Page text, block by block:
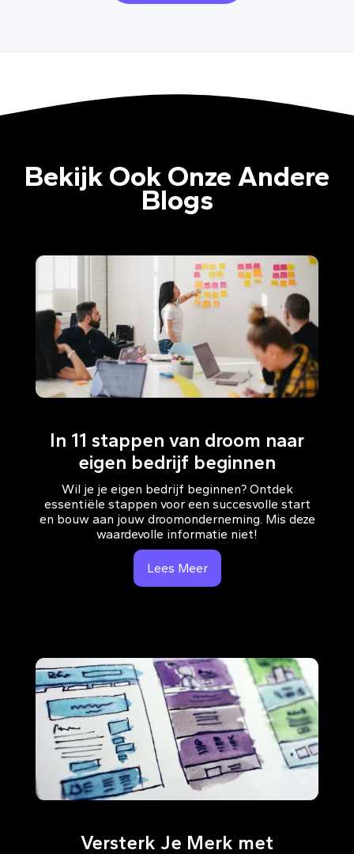
Bekijk Ook Onze Andere
Blogs
In 11 stappen van droom naar
eigen bedrijf beginnen
Wil je je eigen bedrijf beginnen? Ontdek
essentiële stappen voor een succesvolle start
en bouw aan jouw droomonderneming. Mis deze
waardevolle informatie niet!
Lees Meer
Versterk Je Merk met